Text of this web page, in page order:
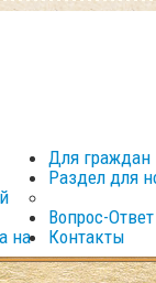
на
Для граждан
Раздел для
Вопрос-Ответ
Контакты